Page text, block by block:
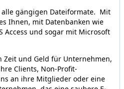
gängigen Dateiformate. Mit
Ihnen, mit Datenbanken wie
Access und sogar mit Microsoft
Zeit und Geld für Unternehmen,
Clients, Non-Profit-
an ihre Mitglieder oder eine